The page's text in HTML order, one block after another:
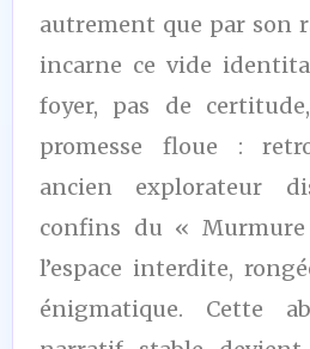
autrement que par son
incarne ce vide
foyer, pas de
promesse floue :
ancien explorateur
confins du «
l’espace interdite,
énigmatique. Cette